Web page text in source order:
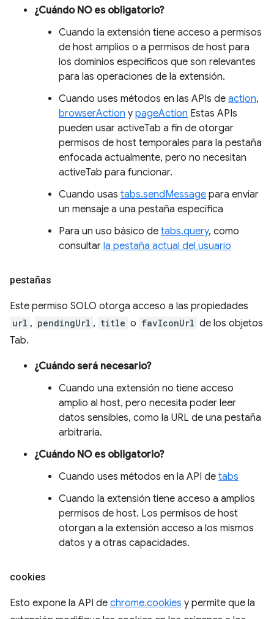
¿Cuándo NO es obligatorio?
Cuando la extensión tiene acceso a permisos
de host amplios o a permisos de host para
los dominios específicos que son relevantes
para las operaciones de la extensión.
Cuando uses métodos en las APIs de action,
browserAction y pageAction Estas APIs
pueden usar activeTab a fin de otorgar
permisos de host temporales para la pestaña
enfocada actualmente, pero no necesitan
activeTab para funcionar.
Cuando usas tabs.sendMessage para enviar
un mensaje a una pestaña específica
Para un uso básico de tabs.query, como
consultar la pestaña actual del usuario
pestañas
Este permiso SOLO otorga acceso a las propiedades
url , pendingUrl , title o favIconUrl de los objetos
Tab.
¿Cuándo será necesario?
Cuando una extensión no tiene acceso
amplio al host, pero necesita poder leer
datos sensibles, como la URL de una pestaña
arbitraria.
¿Cuándo NO es obligatorio?
Cuando uses métodos en la API de tabs
Cuando la extensión tiene acceso a amplios
permisos de host. Los permisos de host
otorgan a la extensión acceso a los mismos
datos y a otras capacidades.
cookies
Esto expone la API de chrome.cookies y permite que la